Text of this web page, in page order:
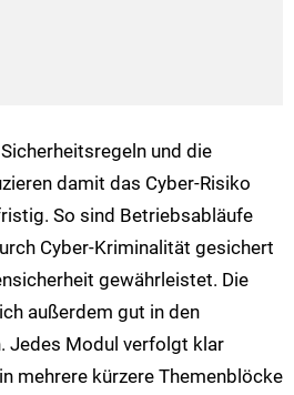
und die
damit das Cyber-Risiko
So sind Betriebsabläufe
Cyber-Kriminalität gesichert
gewährleistet. Die
außerdem gut in den
Jedes Modul verfolgt klar
mehrere kürzere Themenblöcke